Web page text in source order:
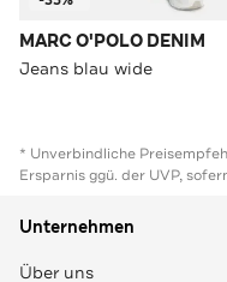
MARC O'POLO DENIM
Jeans blau wide
* Unverbindliche
Ersparnis ggü. der UVP,
Unternehmen
Über uns